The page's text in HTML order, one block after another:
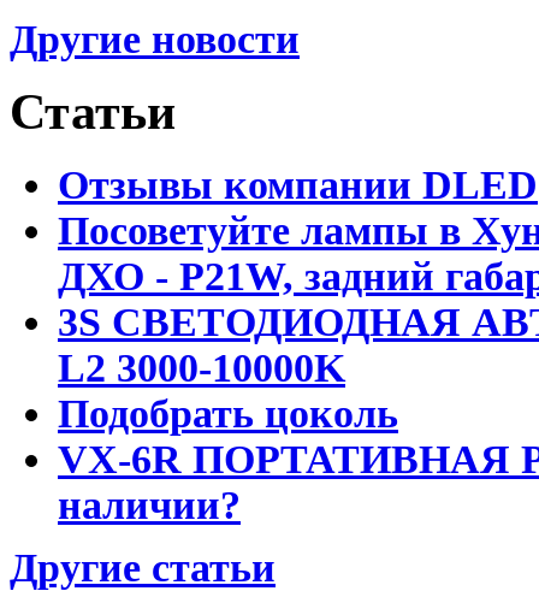
Другие новости
Статьи
Отзывы компании DLED
Посоветуйте лампы в
ДХО - P21W, задний
3S СВЕТОДИОДНАЯ
L2 3000-10000K
Подобрать цоколь
VX-6R ПОРТАТИВНАЯ
наличии?
Другие статьи